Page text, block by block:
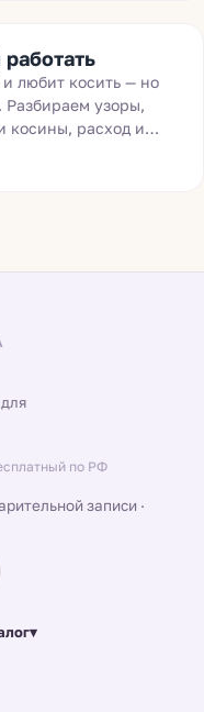
любит косить — но
Разбираем узоры,
косины, расход и
по РФ
записи ·
▾